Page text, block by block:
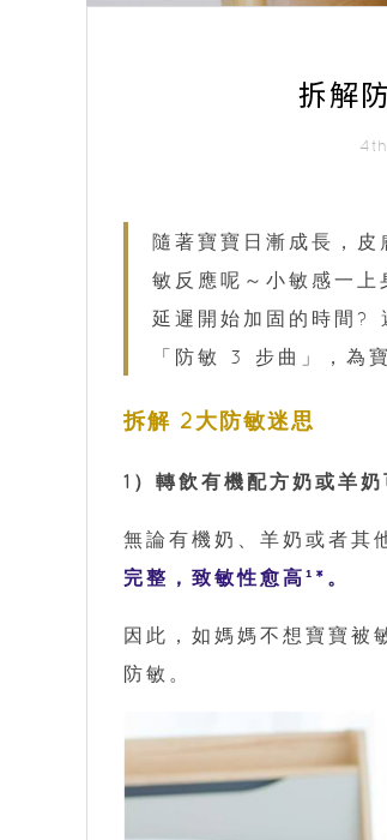
拆解
隨著寶寶日漸成長，
敏反應呢～小敏感一
延遲開始加固的時間?
「防敏 3 步曲」，為
拆解 2大防敏迷思
1）轉飲有機配方奶或羊
無論有機奶、羊奶或者其
完整，致敏性愈高¹*。
因此，如媽媽不想寶寶被
防敏。